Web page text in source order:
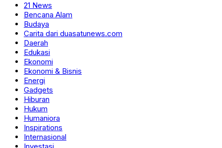
21 News
Bencana Alam
Budaya
Carita dari duasatunews.com
Daerah
Edukasi
Ekonomi
Ekonomi & Bisnis
Energi
Gadgets
Hiburan
Hukum
Humaniora
Inspirations
Internasional